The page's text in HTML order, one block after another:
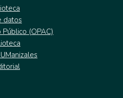
datos
(OPAC)